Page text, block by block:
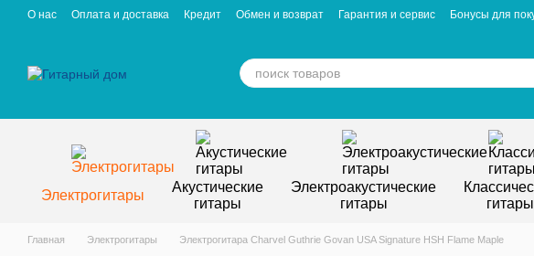
Перейти к основному контенту
О нас Оплата и доставка Кредит Обмен и возврат Гарантия и сервис Бонусы для
Электрогитары
Акустические
гитары
Электроакустические
гитары
гитары
Главная Электрогитары Электрогитара Charvel Guthrie Govan USA Signature HSH Flame Maple